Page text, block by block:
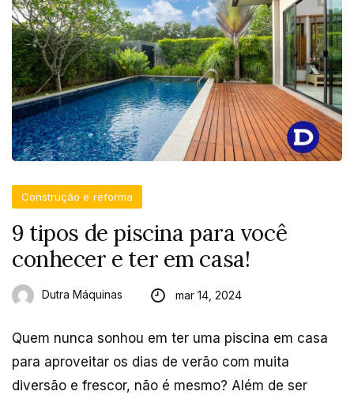
Construção e reforma
9 tipos de piscina para você
conhecer e ter em casa!
Dutra Máquinas mar 14, 2024
Quem nunca sonhou em ter uma piscina em casa
para aproveitar os dias de verão com muita
diversão e frescor, não é mesmo? Além de ser